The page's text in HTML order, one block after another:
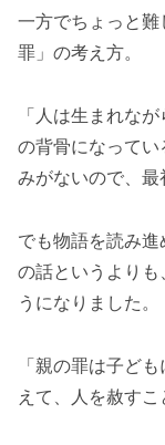
一方でちょっと
罪」の考え方。
「人は生まれな
の背骨になって
みがないので、最
でも物語を読み
の話というより
うになりました。
「親の罪は子ど
えて、人を赦すこ